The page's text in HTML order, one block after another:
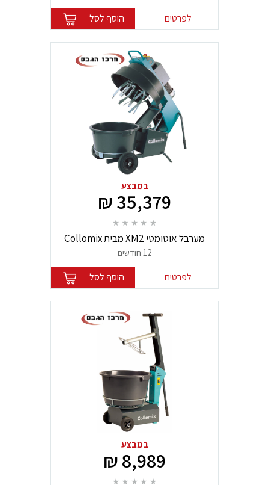
לפרטים הוסף לסל
במבצע
35,379 ₪
מערבל אוטומטי XM2 מבית Collomix
12 חודשים
לפרטים הוסף לסל
במבצע
8,989 ₪